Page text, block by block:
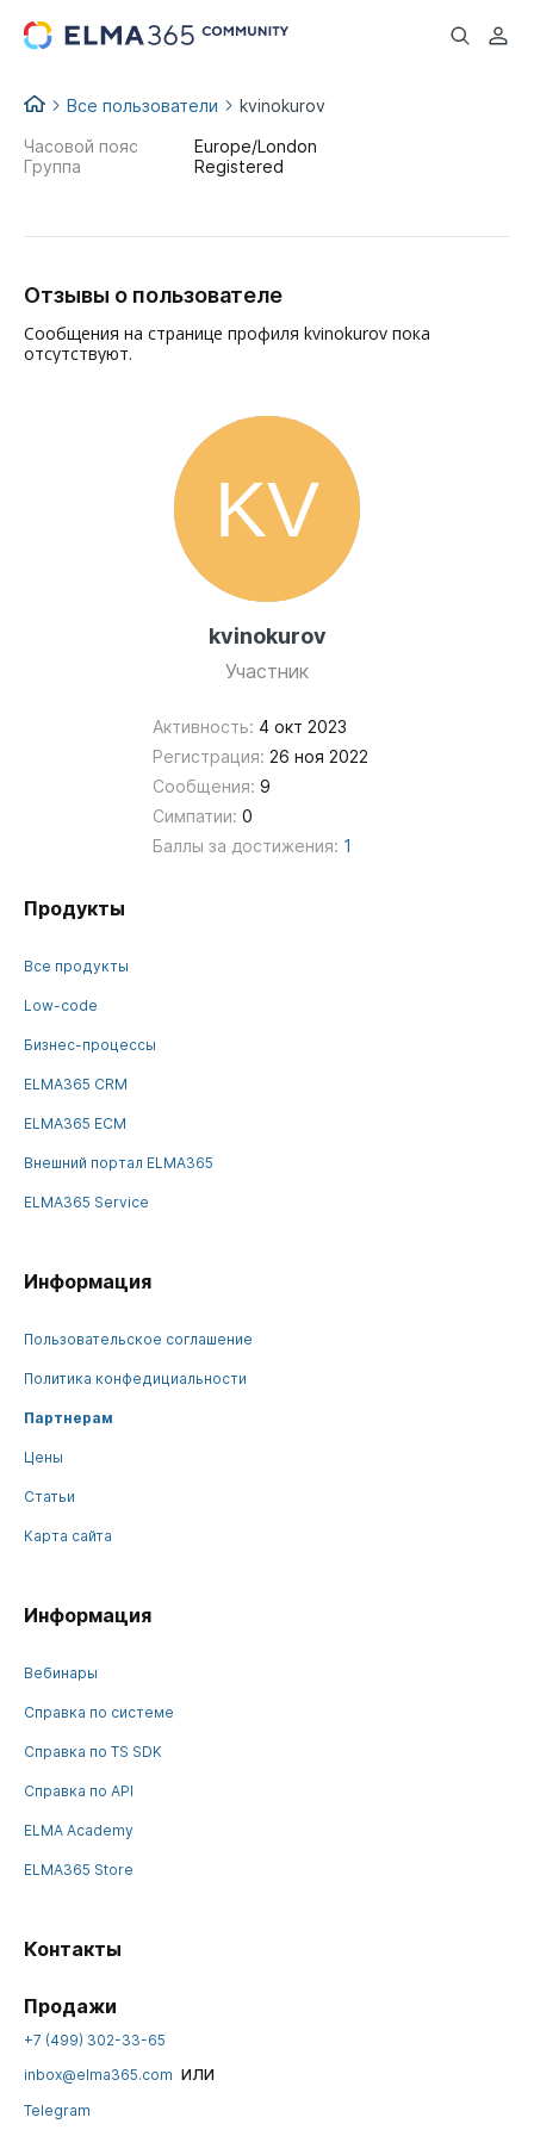
...
Все пользователи kvinokurov
kvinokurov
Участник
Активность: 4 окт 2023
Регистрация: 26 ноя 2022
Сообщения: 9
Симпатии: 0
Баллы за достижения: 1
Часовой пояс
Europe/London
Группа
Registered
Отзывы о пользователе
Сообщения на странице профиля kvinokurov пока
отсутствуют.
Продукты
Все продукты
Low-code
Бизнес-процессы
ELMA365 CRM
ELMA365 ECM
Внешний портал ELMA365
ELMA365 Service
Информация
Пользовательское соглашение
Политика конфедициальности
Партнерам
Цены
Статьи
Карта сайта
Информация
Вебинары
Справка по системе
Справка по TS SDK
Справка по API
ELMA Academy
ELMA365 Store
Контакты
Продажи
+7 (499) 302-33-65
inbox@elma365.com или
Telegram